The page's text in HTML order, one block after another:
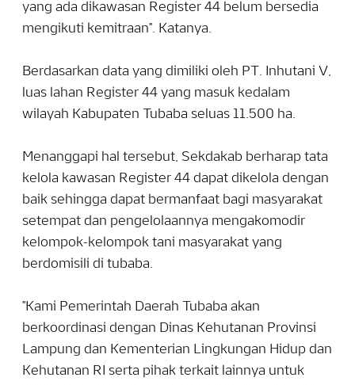
yang ada dikawasan Register 44 belum bersedia
mengikuti kemitraan". Katanya.
Berdasarkan data yang dimiliki oleh PT. Inhutani V,
luas lahan Register 44 yang masuk kedalam
wilayah Kabupaten Tubaba seluas 11.500 ha.
Menanggapi hal tersebut, Sekdakab berharap tata
kelola kawasan Register 44 dapat dikelola dengan
baik sehingga dapat bermanfaat bagi masyarakat
setempat dan pengelolaannya mengakomodir
kelompok-kelompok tani masyarakat yang
berdomisili di tubaba.
"Kami Pemerintah Daerah Tubaba akan
berkoordinasi dengan Dinas Kehutanan Provinsi
Lampung dan Kementerian Lingkungan Hidup dan
Kehutanan RI serta pihak terkait lainnya untuk